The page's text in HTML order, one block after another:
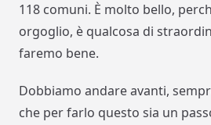
118 comuni. È molto bello,
orgoglio, è qualcosa di
faremo bene.
Dobbiamo andare avanti,
che per farlo questo sia un